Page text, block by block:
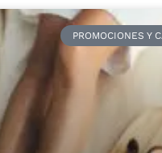
PROMOCIONES Y